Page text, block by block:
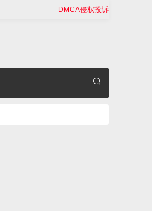
DMCA侵权投诉